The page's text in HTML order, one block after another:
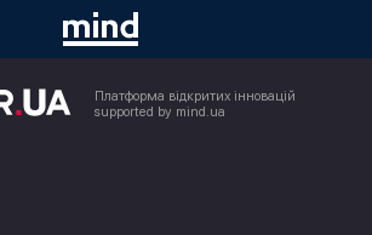
Платформа відкритих інновацій
supported by mind.ua